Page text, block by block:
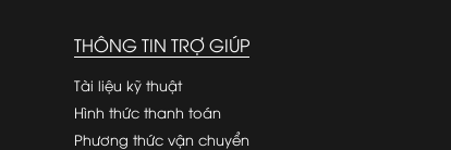
THÔNG TIN TRỢ GIÚP
Tài liệu kỹ thuật
Hình thức thanh toán
Phương thức vận chuyển